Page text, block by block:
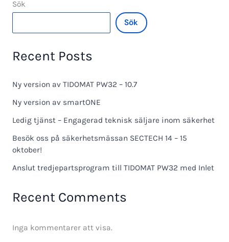
Sök
Sök
Recent Posts
Ny version av TIDOMAT PW32 – 10.7
Ny version av smartONE
Ledig tjänst – Engagerad teknisk säljare inom säkerhet
Besök oss på säkerhetsmässan SECTECH 14 – 15
oktober!
Anslut tredjepartsprogram till TIDOMAT PW32 med Inlet
Recent Comments
Inga kommentarer att visa.